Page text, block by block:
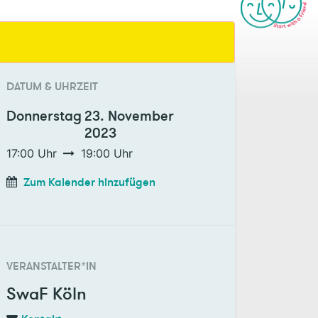
DATUM & UHRZEIT
Donnerstag 23. November
2023
17:00 Uhr 19:00 Uhr
Zum Kalender hinzufügen
VERANSTALTER*IN
SwaF Köln